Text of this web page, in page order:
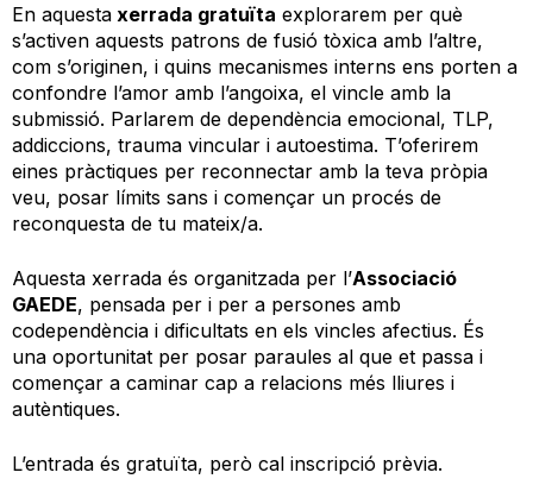
En aquesta xerrada gratuïta explorarem per què
s’activen aquests patrons de fusió tòxica amb l’altre,
com s’originen, i quins mecanismes interns ens porten a
confondre l’amor amb l’angoixa, el vincle amb la
submissió. Parlarem de dependència emocional, TLP,
addiccions, trauma vincular i autoestima. T’oferirem
eines pràctiques per reconnectar amb la teva pròpia
veu, posar límits sans i començar un procés de
reconquesta de tu mateix/a.
Aquesta xerrada és organitzada per l’Associació
GAEDE, pensada per i per a persones amb
codependència i dificultats en els vincles afectius. És
una oportunitat per posar paraules al que et passa i
començar a caminar cap a relacions més lliures i
autèntiques.
L’entrada és gratuïta, però cal inscripció prèvia.